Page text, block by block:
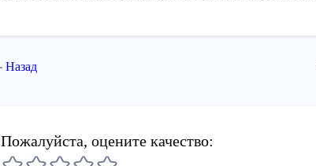
Назад
Пожалуйста, оцените качество: